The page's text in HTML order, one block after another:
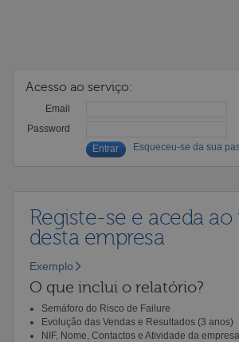
Acesso ao serviço:
Email
Password
Esqueceu-se da sua
Registe-se e aceda
desta empresa
Exemplo
O que inclui o relatório?
Semáforo do Risco de Failure
Evolução das Vendas e Resultados (3 anos)
NIF, Nome, Contactos e Atividade da empresa